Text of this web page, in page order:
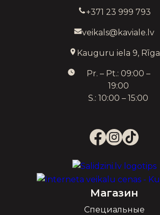
+371 23 999 793
veikals@kaviale.lv
Kauguru iela 9, Rīga
Pr. – Pt.: 09:00 –
19:00
S.: 10:00 – 15:00
Магазин
Специальные